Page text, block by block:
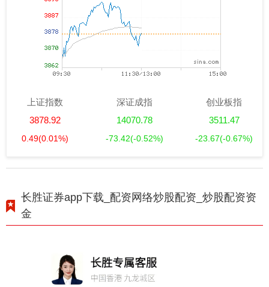
上证指数
3878.92
0.49(0.01%)
深证成指
14070.78
-73.42(-0.52%)
创业板指
3511.47
-23.67(-0.67%)
长胜证券app下载_配资网络炒股配资_炒股配资资
金